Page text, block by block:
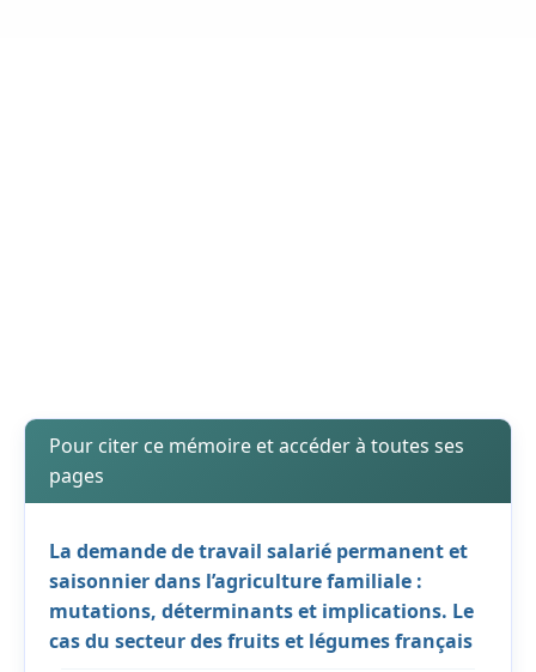
Pour citer ce mémoire et accéder à toutes ses
pages
La demande de travail salarié permanent et
saisonnier dans l’agriculture familiale :
mutations, déterminants et implications. Le
cas du secteur des fruits et légumes français